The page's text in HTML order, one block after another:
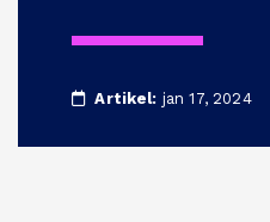
Artikel: jan 17, 2024